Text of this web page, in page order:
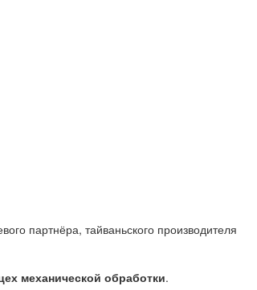
партнёра, тайваньского производителя
механической обработки.